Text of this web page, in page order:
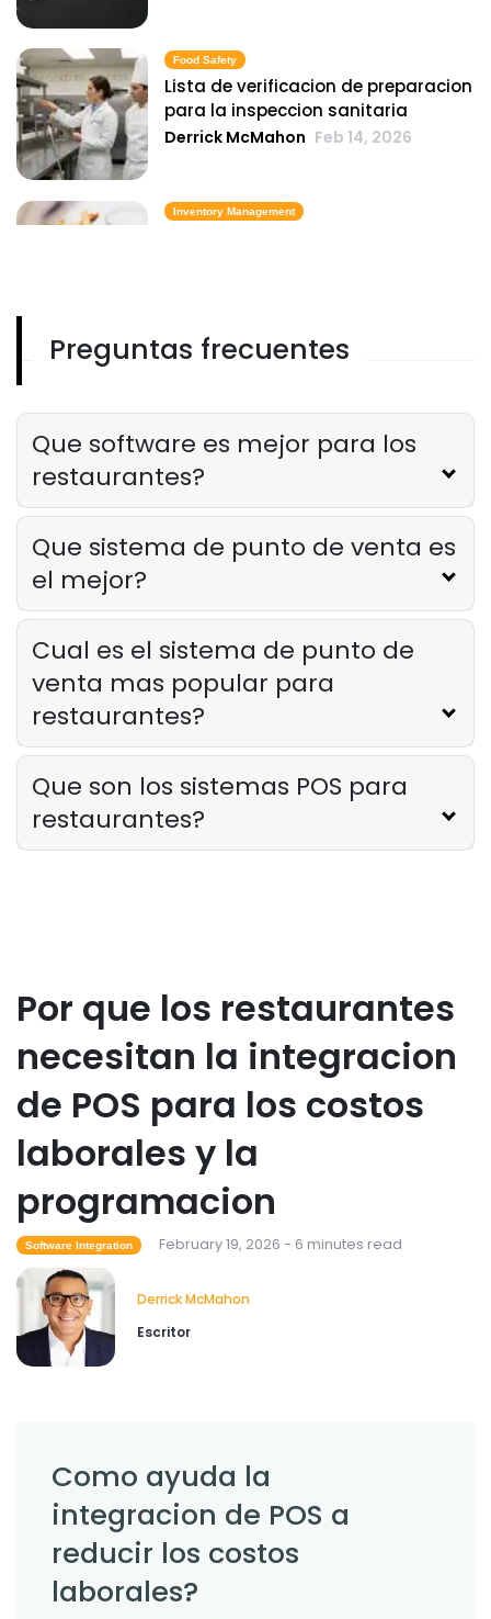
Food Safety
Lista de verificacion de preparacion
para la inspeccion sanitaria
Derrick McMahon Feb 14, 2026
Inventory Management
capacitacion del personal del
restaurante
Derrick McMahon Feb 12, 2026
Food Safety
Lista de verificacion de seguridad
alimentaria para restaurantes
Como saber si su restaurante ha
superado su oferta tecnologica
Derrick McMahon Feb 04, 2026
Restaurant Management
Como reducir las horas extras en los
Como el software de inventario de
restaurantes ayuda a controlar los
costos de los alimentos
Derrick McMahon Feb 04, 2026
Que tecnologia para restaurantes
mejora la experiencia gastronomica?
Derrick McMahon
Preguntas frecuentes
Que software es mejor para los
restaurantes?
Que sistema de punto de venta es
el mejor?
Cual es el sistema de punto de
venta mas popular para
restaurantes?
Que son los sistemas POS para
restaurantes?
Por que los restaurantes
necesitan la integracion
de POS para los costos
laborales y la
programacion
Software Integration February 19, 2026 - 6 minutes read
Derrick McMahon
Escritor
Como ayuda la
integracion de POS a
reducir los costos
laborales?